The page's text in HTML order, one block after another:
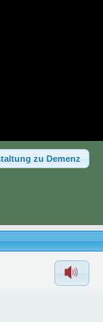
zu Demenz